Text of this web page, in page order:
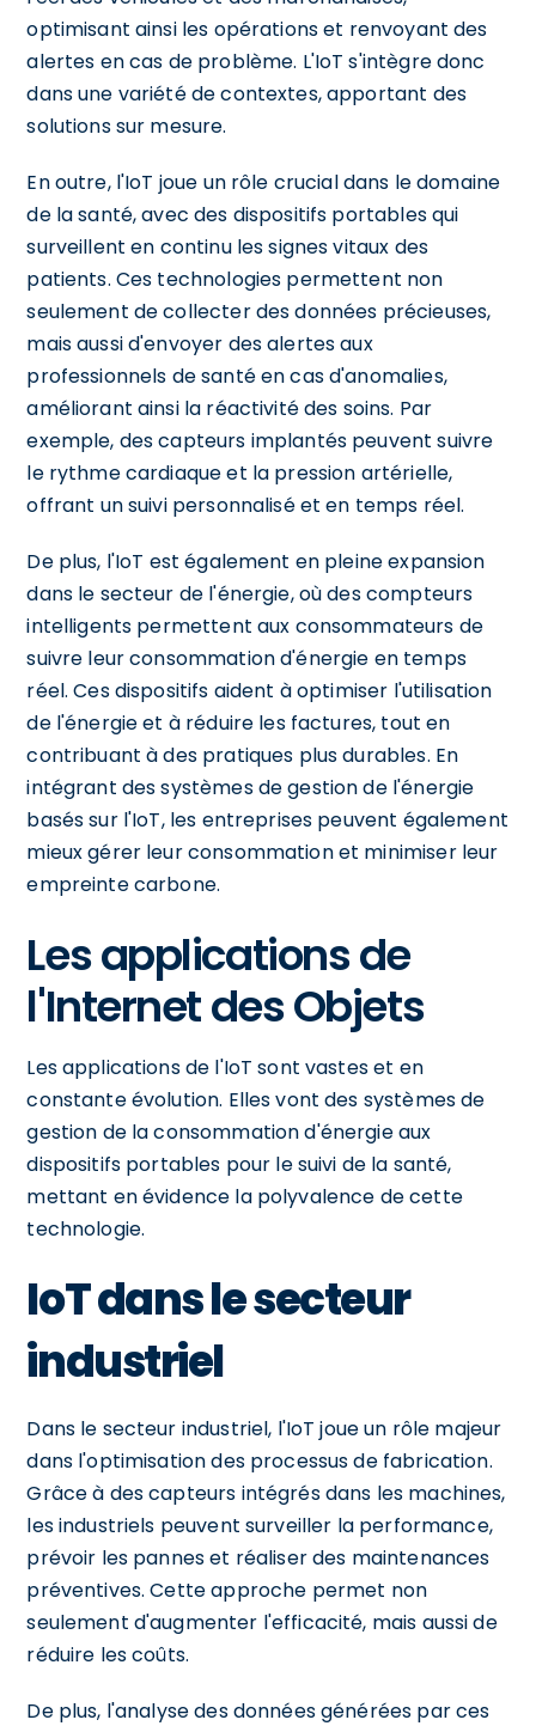
optimisant ainsi les opérations et renvoyant des
alertes en cas de problème. L'IoT s'intègre donc
dans une variété de contextes, apportant des
solutions sur mesure.
En outre, l'IoT joue un rôle crucial dans le domaine
de la santé, avec des dispositifs portables qui
surveillent en continu les signes vitaux des
patients. Ces technologies permettent non
seulement de collecter des données précieuses,
mais aussi d'envoyer des alertes aux
professionnels de santé en cas d'anomalies,
améliorant ainsi la réactivité des soins. Par
exemple, des capteurs implantés peuvent suivre
le rythme cardiaque et la pression artérielle,
offrant un suivi personnalisé et en temps réel.
De plus, l'IoT est également en pleine expansion
dans le secteur de l'énergie, où des compteurs
intelligents permettent aux consommateurs de
suivre leur consommation d'énergie en temps
réel. Ces dispositifs aident à optimiser l'utilisation
de l'énergie et à réduire les factures, tout en
contribuant à des pratiques plus durables. En
intégrant des systèmes de gestion de l'énergie
basés sur l'IoT, les entreprises peuvent également
mieux gérer leur consommation et minimiser leur
empreinte carbone.
Les applications de
l'Internet des Objets
Les applications de l'IoT sont vastes et en
constante évolution. Elles vont des systèmes de
gestion de la consommation d'énergie aux
dispositifs portables pour le suivi de la santé,
mettant en évidence la polyvalence de cette
technologie.
IoT dans le secteur
industriel
Dans le secteur industriel, l'IoT joue un rôle majeur
dans l'optimisation des processus de fabrication.
Grâce à des capteurs intégrés dans les machines,
les industriels peuvent surveiller la performance,
prévoir les pannes et réaliser des maintenances
préventives. Cette approche permet non
seulement d'augmenter l'efficacité, mais aussi de
réduire les coûts.
De plus, l'analyse des données générées par ces